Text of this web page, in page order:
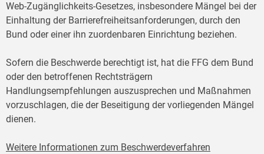
Web-Zugänglichkeits-Gesetzes, insbesondere Mängel bei der
Einhaltung der Barrierefreiheitsanforderungen, durch den
Bund oder einer ihn zuordenbaren Einrichtung beziehen.
Sofern die Beschwerde berechtigt ist, hat die FFG dem Bund
oder den betroffenen Rechtsträgern
Handlungsempfehlungen auszusprechen und Maßnahmen
vorzuschlagen, die der Beseitigung der vorliegenden Mängel
dienen.
Weitere Informationen zum Beschwerdeverfahren